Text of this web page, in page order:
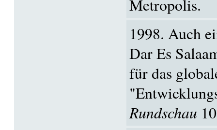
Metropolis.
1998. Auch
Dar Es
für das
Rundschau